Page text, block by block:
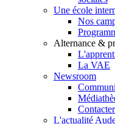
Une école
Nos
Alternance &
La VAE
Newsroom
L'actualité